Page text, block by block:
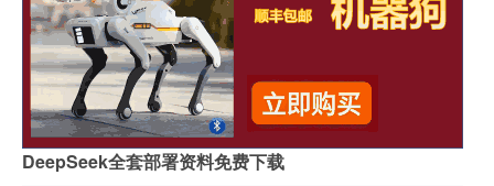
DeepSeek全套部署资料免费下载